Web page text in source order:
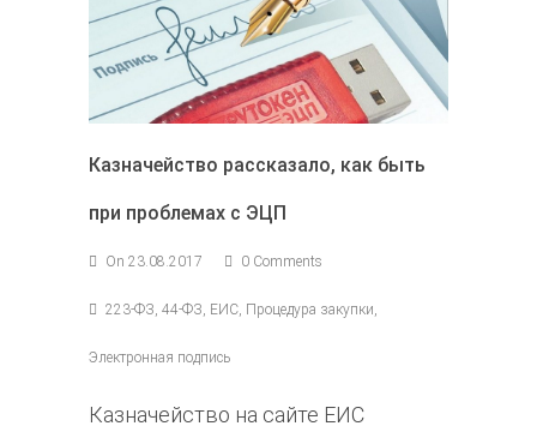
Казначейство рассказало, как быть
при проблемах с ЭЦП
On 23.08.2017 0 Comments
223-ФЗ, 44-ФЗ, ЕИС, Процедура закупки,
Электронная подпись
Казначейство на сайте ЕИС